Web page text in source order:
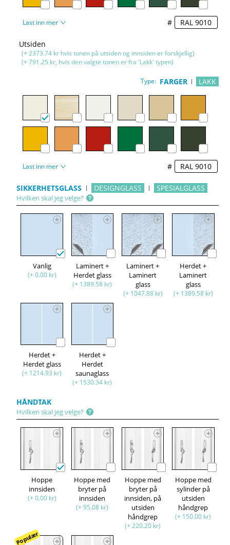
Last inn mer #
Utsiden
(+ 2373.74 kr hvis tonen på utsiden og innsiden er forskjellig)
(+ 791.25 kr, hvis den valgte tonen er fra 'Lakk' typen)
Type: FARGER LAKK
Last inn mer #
SIKKERHETSGLASS DESIGNGLASS SPESIALGLASS
Hvilken skal jeg velge?
Vanlig
(+ 0.00 kr)
Laminert +
Herdet glass
(+ 1389.58 kr)
Laminert +
Laminert
glass
(+ 1047.88 kr)
Herdet +
Laminert
glass
(+ 1389.58 kr)
Herdet +
Herdet glass
(+ 1214.93 kr)
Herdet +
Herdet
saunaglass
(+ 1530.34 kr)
HÅNDTAK
Hvilken skal jeg velge?
Hoppe
innsiden
(+ 0.00 kr)
Hoppe med
bryter på
innsiden
(+ 95.08 kr)
Hoppe med
bryter på
innsiden, på
utsiden
håndgrep
(+ 220.20 kr)
Hoppe med
sylinder på
utsiden
håndgrep
(+ 150.00 kr)
Populær